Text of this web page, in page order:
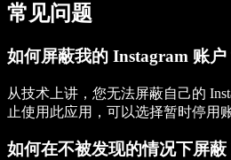
常见问题
如何屏蔽我的 Instagram 账户
从技术上讲，您无法屏蔽自己的
止使用此应用，可以选择暂时停用
如何在不被发现的情况下屏